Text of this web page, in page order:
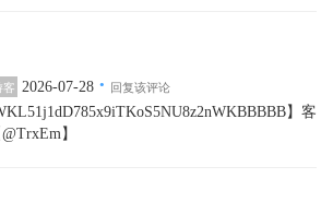
客 2026-07-28 · 回复该评论
】客
】